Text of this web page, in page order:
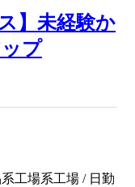
】未経験か
プ
工場系工場 / 日勤